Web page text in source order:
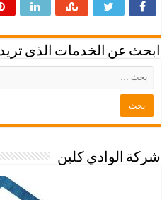
ابحث عن الخدمات الذى
شركة الوادي كلين